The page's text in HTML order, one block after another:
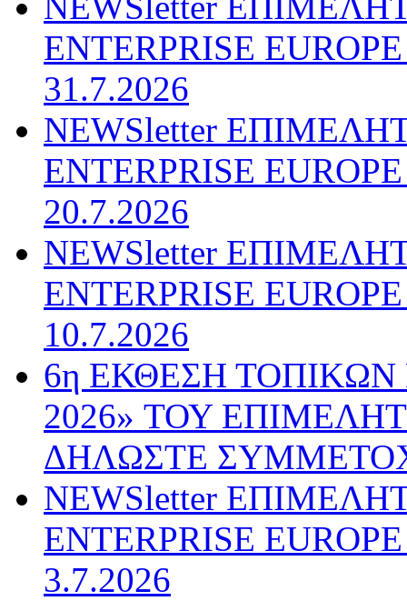
ENTERPRISE
31.7.2026
NEWSletter
ENTERPRISE
20.7.2026
NEWSletter
ENTERPRISE
10.7.2026
6η ΕΚΘΕΣΗ ΤΟΠΙΚΩΝ
2026» ΤΟΥ
ΔΗΛΩΣΤΕ
NEWSletter
ENTERPRISE
3.7.2026